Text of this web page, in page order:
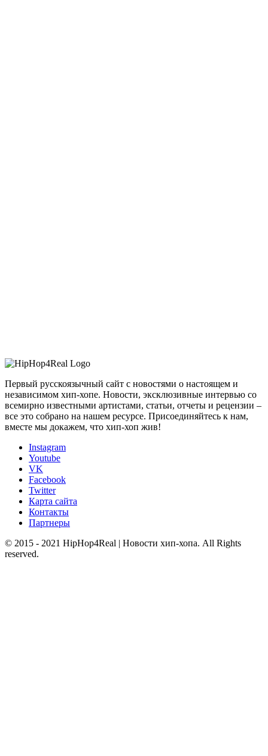
Первый русскоязычный сайт с новостями о настоящем и
независимом хип-хопе. Новости, эксклюзивные интервью со
всемирно известными артистами, статьи, отчеты и рецензии –
все это собрано на нашем ресурсе. Присоединяйтесь к нам,
вместе мы докажем, что хип-хоп жив!
Instagram
Youtube
VK
Facebook
Twitter
Карта сайта
Контакты
Партнеры
© 2015 - 2021 HipHop4Real | Новости хип-хопа. All Rights
reserved.